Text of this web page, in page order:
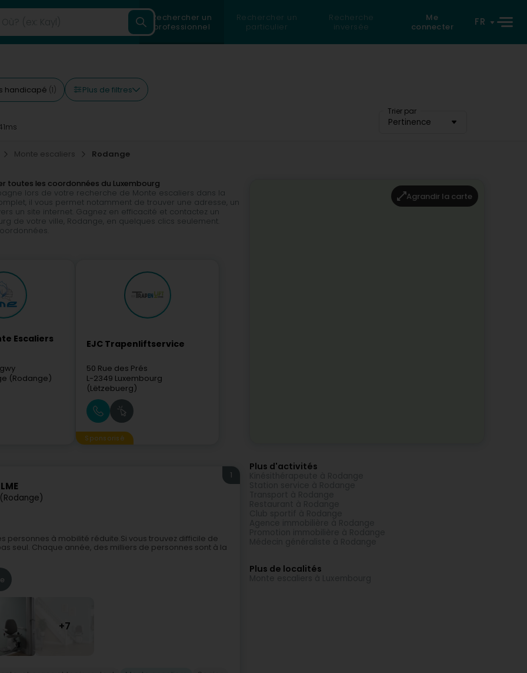
Rechercher un
professionnel
Rechercher un
particulier
Recherche
inversée
Me
connecter
FR
handicapé (1) Plus de filtres
Trier par
Pertinence
Monte escaliers Rodange
toutes les coordonnées du Luxembourg
lors de votre recherche de Monte escaliers dans la
il vous permet notamment de trouver une adresse, un
un site internet. Gagnez en efficacité et contactez un
de votre ville, Rodange, en quelques clics seulement.
Escaliers
(Rodange)
EJC Trapenliftservice
50 Rue des Prés
L-2349 Luxembourg
(Lëtzebuerg)
Sponsorisé
1
personnes à mobilité réduite.Si vous trouvez difficile de
seul. Chaque année, des milliers de personnes sont à la
+7
Agrandir la carte
Plus d'activités
Plus de localités